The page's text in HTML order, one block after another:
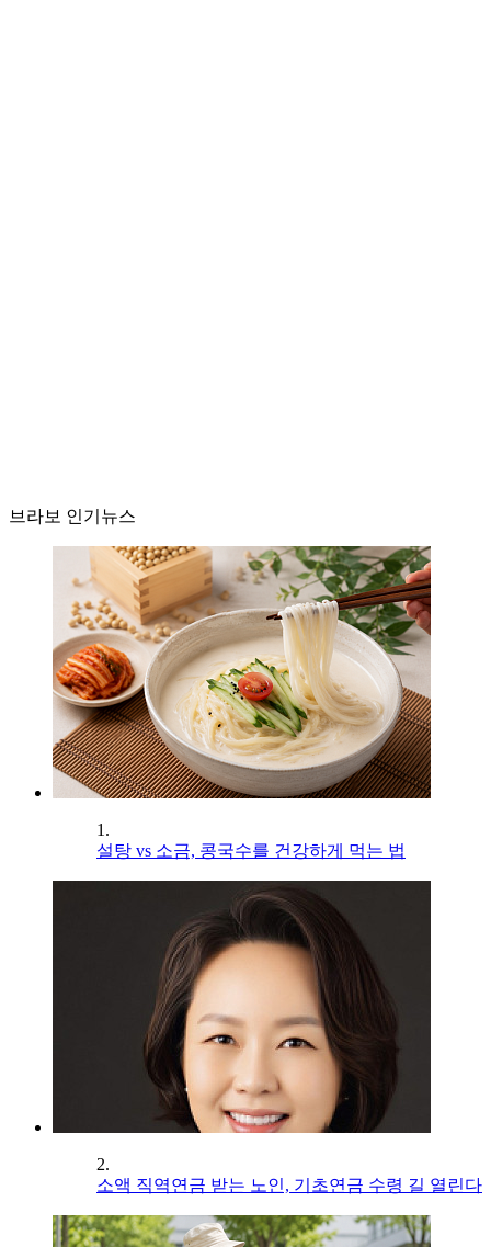
브라보 인기뉴스
1.
설탕 vs 소금, 콩국수를 건강하게 먹는 법
2.
소액 직역연금 받는 노인, 기초연금 수령 길 열린다